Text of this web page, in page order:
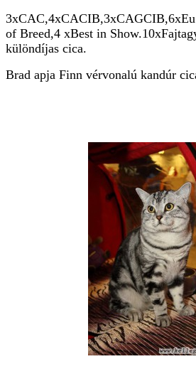
of Breed,4 xBest in
különdíjas cica.
Brad apja Finn vérvonalú kandúr